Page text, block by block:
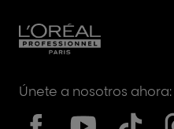
Únete a nosotros ahora: